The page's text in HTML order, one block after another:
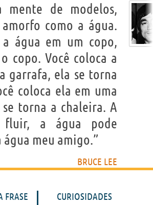
mente de modelos,
como a água.
a água em um copo,
copo. Você coloca a
garrafa, ela se torna
coloca ela em uma
torna a chaleira. A
fluir, a água pode
meu amigo.”
BRUCE LEE
FRASE CURIOSIDADES